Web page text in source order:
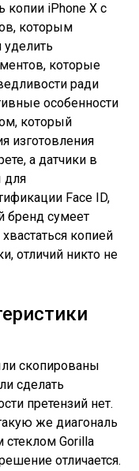
копии iPhone X с
которым
которые
ради
особенности
который
изготовления
а датчики в
для
Face ID,
бренд сумеет
копией
отличий никто не
скопированы
сделать
претензий нет.
же диагональ
Gorilla
отличается.